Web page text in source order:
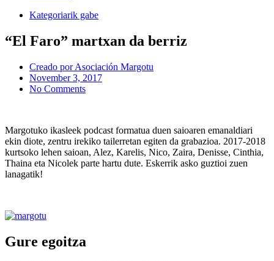
Kategoriarik gabe
“El Faro” martxan da berriz
Creado porAsociación Margotu
November 3, 2017
No Comments
Margotuko ikasleek podcast formatua duen saioaren emanaldiari
ekin diote, zentru irekiko tailerretan egiten da grabazioa. 2017-2018
kurtsoko lehen saioan, Alez, Karelis, Nico, Zaira, Denisse, Cinthia,
Thaina eta Nicolek parte hartu dute. Eskerrik asko guztioi zuen
lanagatik!
Gure egoitza